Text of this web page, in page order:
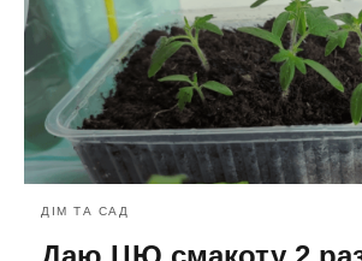
ДІМ ТА САД